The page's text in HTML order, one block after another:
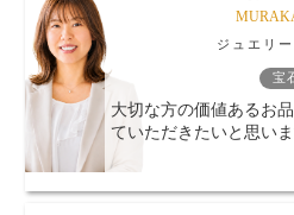
ジュエリ
宝
大切な方の価値あるお
ていただきたいと思いま